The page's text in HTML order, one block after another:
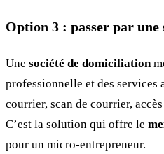
Option 3 : passer par
Une société de domiciliation
professionnelle et des services
courrier, scan de courrier,
C’est la solution qui offre le
pour un micro-entrepreneur.